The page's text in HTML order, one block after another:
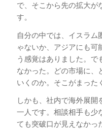
で、そこから先の拡大が
す。
自分の中では、イスラム
ゃないか、アジアにも可
う感覚はありました。で
なかった。どの市場に、
いくのか。そこがまった
しかも、社内で海外展開
一人です。相談相手も少
ても突破口が見えなかっ